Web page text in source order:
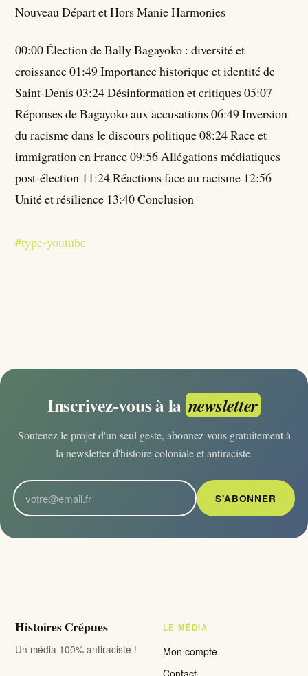
Nouveau Départ et Hors Manie Harmonies
00:00 Élection de Bally Bagayoko : diversité et
croissance 01:49 Importance historique et identité de
Saint-Denis 03:24 Désinformation et critiques 05:07
Réponses de Bagayoko aux accusations 06:49 Inversion
du racisme dans le discours politique 08:24 Race et
immigration en France 09:56 Allégations médiatiques
post-élection 11:24 Réactions face au racisme 12:56
Unité et résilience 13:40 Conclusion
#type-youtube
Inscrivez-vous à la newsletter
Soutenez le projet d'un seul geste, abonnez-vous gratuitement à
la newsletter d'histoire coloniale et antiraciste.
S'ABONNER
Histoires Crépues
Un média 100% antiraciste !
LE MÉDIA
Mon compte